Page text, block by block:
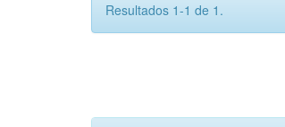
Resultados 1-1 de 1.